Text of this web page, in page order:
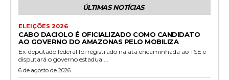
ÚLTIMAS NOTÍCIAS
ELEIÇÕES 2026
CABO DACIOLO É OFICIALIZADO COMO CANDIDATO
AO GOVERNO DO AMAZONAS PELO MOBILIZA
Ex-deputado federal foi registrado na ata encaminhada ao TSE e
disputará o governo estadual...
6 de agosto de 2026